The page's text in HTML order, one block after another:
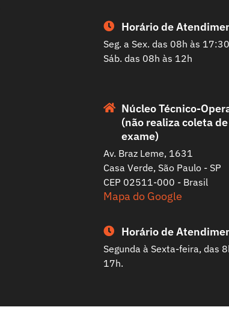
Horário de
Seg. a Sex. das 08h às
Sáb. das 08h às 12h
Núcleo Técnico-
(não realiza coleta de
exame)
Av. Braz Leme, 1631
Casa Verde, São Paulo - SP
CEP 02511-000 - Brasil
Mapa do Google
Horário de
Segunda à Sexta-feira, das
17h.